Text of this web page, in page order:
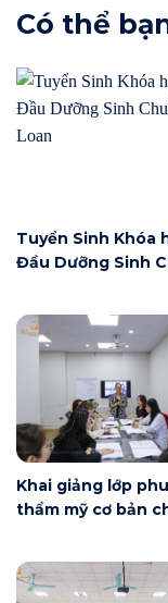
Có thể
Tuyển Sinh Khóa
Đầu Dưỡng Sinh
Khai giảng lớp
thẩm mỹ cơ bản
Nội